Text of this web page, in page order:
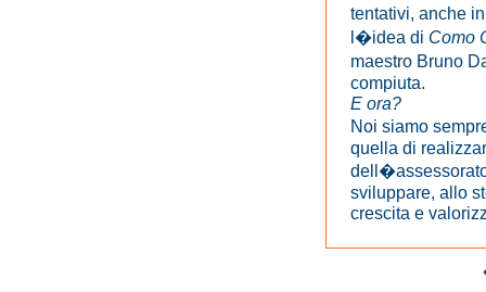
tentativi, anche
l�idea di Como
maestro Bruno
compiuta.
E ora?
Noi siamo
quella di
sviluppare, allo
crescita e